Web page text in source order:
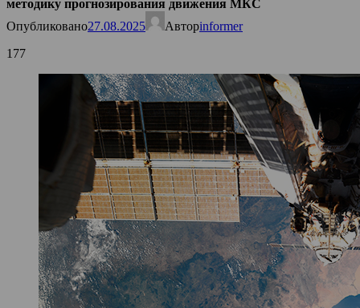
методику прогнозирования движения МКС
Опубликовано27.08.2025 Авторinformer
177